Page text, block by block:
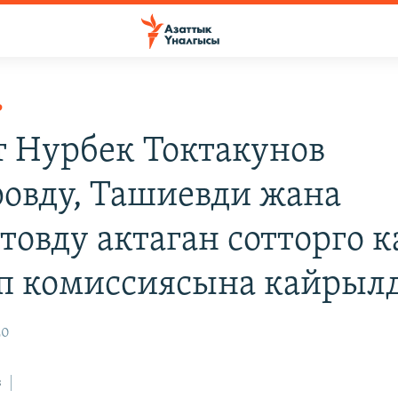
Токтакунов
Ташиевди жана
актаган сотторго
комиссиясына